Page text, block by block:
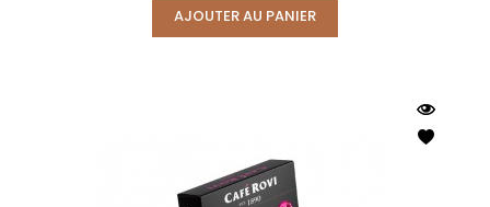
AJOUTER AU PANIER